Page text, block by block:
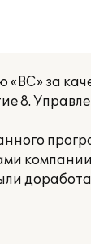
за
8.